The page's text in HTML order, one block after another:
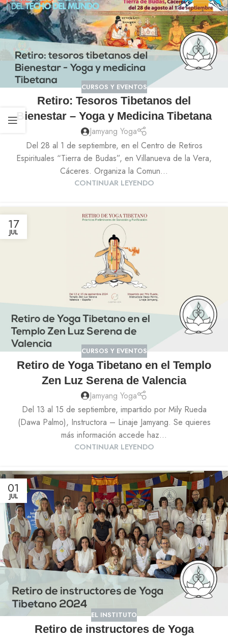
CURSOS Y EVENTOS
Retiro: Tesoros Tibetanos del
Bienestar – Yoga y Medicina Tibetana
Jamyang Yoga
Del 28 al 1 de septiembre, en el Centro de Retiros
Espirituales “Tierra de Budas”, en Villanueva de la Vera,
Cáceres. Organiza la Comun...
CONTINUAR LEYENDO
17
JUL
CURSOS Y EVENTOS
Retiro de Yoga Tibetano en el Templo
Zen Luz Serena de Valencia
Jamyang Yoga
Del 13 al 15 de septiembre, impartido por Mily Rueda
(Dawa Palmo), Instructora – Linaje Jamyang. Se quieres
más información accede haz...
CONTINUAR LEYENDO
01
JUL
EL INSTITUTO
Retiro de instructores de Yoga